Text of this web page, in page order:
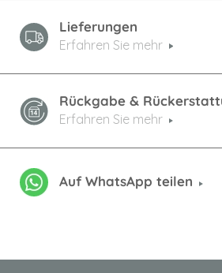
Lieferungen
Erfahren Sie mehr
Rückgabe &
Erfahren Sie mehr
Auf WhatsApp teilen